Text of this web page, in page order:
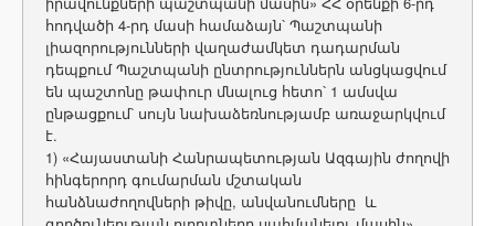
հոդվածի 4-րդ մասի համաձայն՝ Պաշտպանի
լիազորությունների վաղաժամկետ դադարման
դեպքում Պաշտպանի ընտրություններն անցկացվում
են պաշտոնը թափուր մնալուց հետո՝ 1 ամսվա
ընթացքում՝ սույն նախաձեռնությամբ առաջարկվում
է.
1) «Հայաստանի Հանրապետության Ազգային ժողովի
հինգերորդ գումարման մշտական
հանձնաժողովների թիվը, անվանումները և